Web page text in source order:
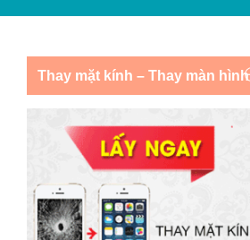
Thay mặt kính – Thay màn hình